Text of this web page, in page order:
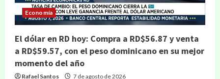
Economía
El dólar en RD hoy: Compra a RD$56.87 y venta
a RD$59.57, con el peso dominicano en su mejor
momento del año
Rafael Santos 7 de agosto de 2026